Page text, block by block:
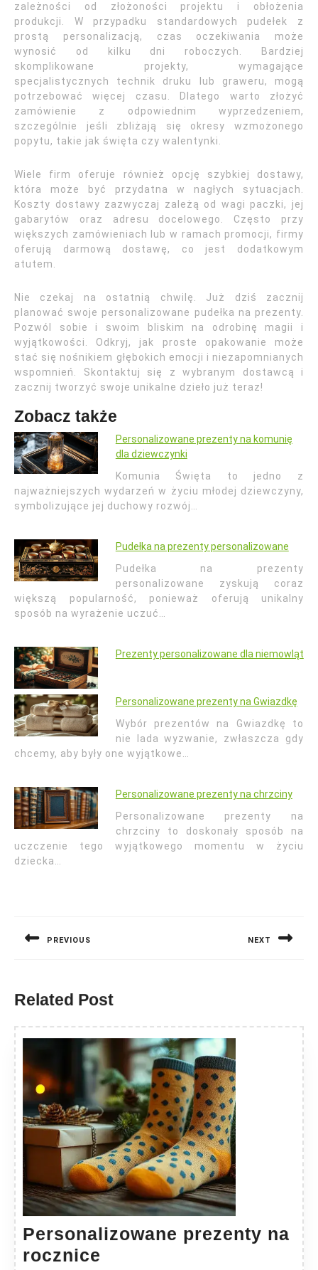
zależności od złożoności projektu i obłożenia
produkcji. W przypadku standardowych pudełek z
prostą personalizacją, czas oczekiwania może
wynosić od kilku dni roboczych. Bardziej
skomplikowane projekty, wymagające
specjalistycznych technik druku lub graweru, mogą
potrzebować więcej czasu. Dlatego warto złożyć
zamówienie z odpowiednim wyprzedzeniem,
szczególnie jeśli zbliżają się okresy wzmożonego
popytu, takie jak święta czy walentynki.
Wiele firm oferuje również opcję szybkiej dostawy,
która może być przydatna w nagłych sytuacjach.
Koszty dostawy zazwyczaj zależą od wagi paczki, jej
gabarytów oraz adresu docelowego. Często przy
większych zamówieniach lub w ramach promocji, firmy
oferują darmową dostawę, co jest dodatkowym
atutem.
Nie czekaj na ostatnią chwilę. Już dziś zacznij
planować swoje personalizowane pudełka na prezenty.
Pozwól sobie i swoim bliskim na odrobinę magii i
wyjątkowości. Odkryj, jak proste opakowanie może
stać się nośnikiem głębokich emocji i niezapomnianych
wspomnień. Skontaktuj się z wybranym dostawcą i
zacznij tworzyć swoje unikalne dzieło już teraz!
Zobacz także
Personalizowane prezenty na komunię
dla dziewczynki
Komunia Święta to jedno z
najważniejszych wydarzeń w życiu młodej dziewczyny,
symbolizujące jej duchowy rozwój…
Pudełka na prezenty personalizowane
Pudełka na prezenty
personalizowane zyskują coraz
większą popularność, ponieważ oferują unikalny
sposób na wyrażenie uczuć…
Prezenty personalizowane dla niemowląt
Personalizowane prezenty na Gwiazdkę
Wybór prezentów na Gwiazdkę to
nie lada wyzwanie, zwłaszcza gdy
chcemy, aby były one wyjątkowe…
Personalizowane prezenty na chrzciny
Personalizowane prezenty na
chrzciny to doskonały sposób na
uczczenie tego wyjątkowego momentu w życiu
dziecka…
PREVIOUS NEXT
Related Post
Personalizowane prezenty na
rocznice